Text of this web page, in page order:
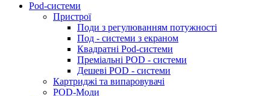
Pod-системи
Пристрої
Поди з регулюванням потужності
Под - системи з екраном
Квадратні Pod-системи
Преміальні POD - системи
Дешеві POD - системи
Картриджі та випаровувачі
POD-Моди